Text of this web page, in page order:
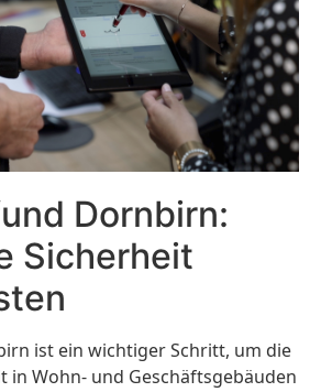
Dornbirn:
Sicherheit
ist ein wichtiger Schritt, um die
in Wohn- und Geschäftsgebäuden